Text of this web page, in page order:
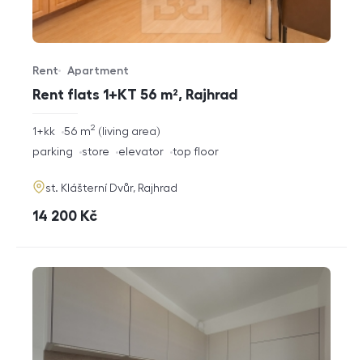
Rent flats 1+KT 56 m², Rajhrad
Offer type
Rent
Property type
Apartment
rozměry
disposition
1+kk living area
56 m2
funkce
parking store elevator top floor
adresa
st. Klášterní Dvůr, Rajhrad
cena
14 200 Kč